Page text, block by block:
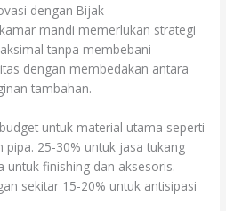
dengan Bijak
mandi memerlukan strategi
tanpa membebani
dengan membedakan antara
tambahan.
untuk material utama seperti
25-30% untuk jasa tukang
untuk finishing dan aksesoris.
sekitar 15-20% untuk antisipasi